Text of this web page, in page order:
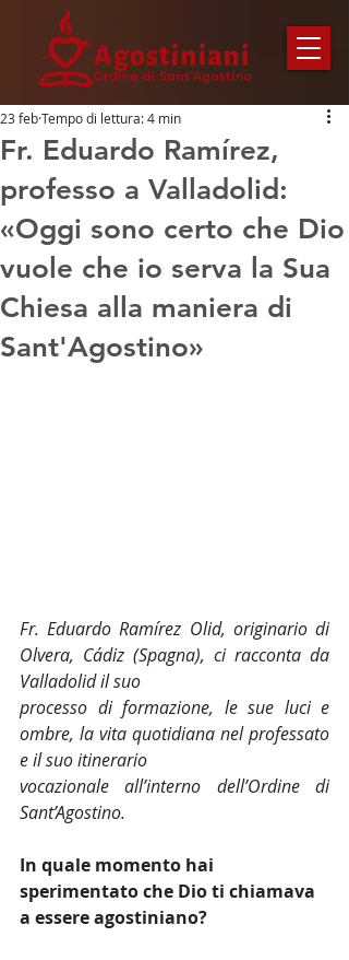
Fr. Eduardo Ramírez,
professo a Valladolid:
«Oggi sono certo che Dio
vuole che io serva la Sua
Chiesa alla maniera di
Sant'Agostino»
23 febTempo di lettura: 4 min
Fr. Eduardo Ramírez Olid, originario di
Olvera, Cádiz (Spagna), ci racconta da
Valladolid il suo
processo di formazione, le sue luci e
ombre, la vita quotidiana nel professato
e il suo itinerario
vocazionale all’interno dell’Ordine di
Sant’Agostino.
In quale momento hai
sperimentato che Dio ti chiamava
a essere agostiniano?